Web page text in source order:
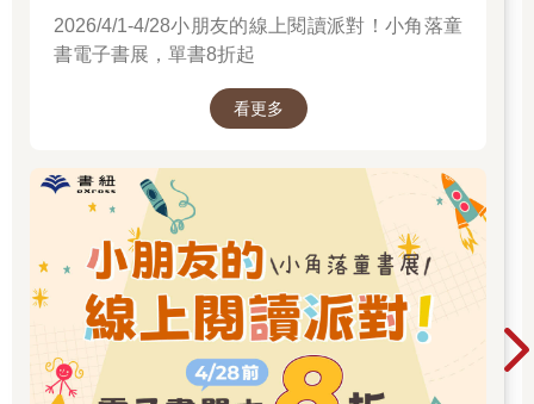
2026/4/1-4/28小朋友的線上閱讀派對！小角落童
書電子書展，單書8折起
看更多